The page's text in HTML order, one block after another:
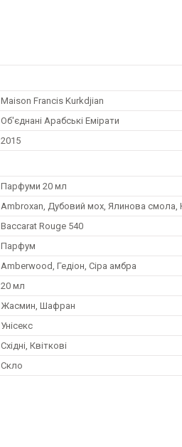
Maison Francis Kurkdjian
Об'єднані Арабські Емірати
2015
Парфуми 20 мл
Ambroxan, Дубовий мох, Ялинова смола,
Baccarat Rouge 540
Парфум
Amberwood, Гедіон, Сіра амбра
20 мл
Жасмин, Шафран
Унісекс
Східні, Квіткові
Скло